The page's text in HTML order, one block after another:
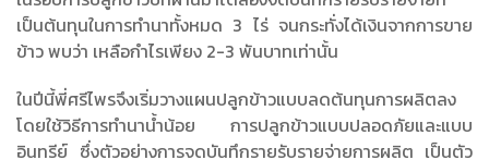
เป็นต้นทุนในการทำนาทั้งหมด 3 ไร่ จนกระทั่งได้เงินจากการขาย
ข้าว พบว่า เหลือกำไรเพียง 2-3 พันบาทเท่านั้น
ในปีนี้พี่ศรีไพรจึงเริ่มวางแผนปลูกข้าวแบบลดต้นทุนการผลิตลง
โดยใช้วิธีการทำนาน้ำน้อย การปลูกข้าวแบบปลอดภัยและแบบ
อินทรีย์ ซึ่งตัวอย่างการจดบันทึกรายรับรายจ่ายการผลิต เป็นตัว